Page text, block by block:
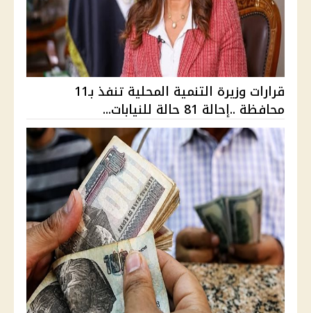
قرارات وزيرة التنمية المحلية تنفذ بـ11
محافظة ..إحالة 81 حالة للنيابات...